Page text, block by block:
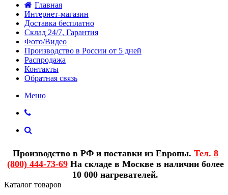
Главная
Интернет-магазин
Доставка бесплатно
Склад 24/7, Гарантия
Фото/Видео
Производство в России от 5 дней
Распродажа
Контакты
Обратная связь
Меню
Производство в РФ и поставки из Европы. Тел. 8
(800) 444-73-69На складе в Москве в наличии более
10 000 нагревателей.
Каталог товаров